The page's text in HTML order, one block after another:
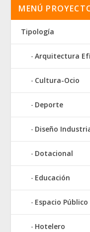
MENÚ
Tipología
Arquitectura
Cultura-Ocio
Deporte
Diseño
Dotacional
Educación
Espacio Público
Hotelero